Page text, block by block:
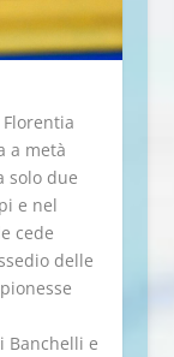
Florentia
a metà
solo due
e nel
cede
delle
Banchelli e